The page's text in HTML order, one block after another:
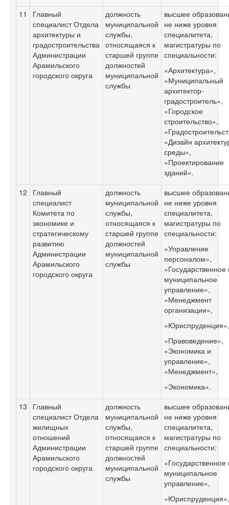
11
Главный
специалист Отдела
архитектуры и
градостроительства
Администрации
Арамильского
городского округа
должность
муниципальной
службы,
относящаяся к
старшей группе
должностей
муниципальной
службы
высшее
не ниже уровня
специалитета,
магистратуры по
специальности:
«Архитектура»,
«Муниципальный
архитектор-
градостроитель»,
«Городское
строительство»,
«Дизайн
среды»,
«Проектирование
зданий».
12
Главный
специалист
Комитета по
экономике и
стратегическому
развитию
Администрации
Арамильского
городского округа
должность
муниципальной
службы,
относящаяся к
старшей группе
должностей
муниципальной
службы
высшее
не ниже уровня
специалитета,
магистратуры по
специальности:
«Управление
персоналом»,
«Государственное
муниципальное
управление»,
«Менеджмент
организации»,
«Юриспруденция»,
«Правоведение»,
«Экономика и
управление»,
«Менеджмент»,
«Экономика».
13
Главный
специалист Отдела
жилищных
отношений
Администрации
Арамильского
городского округа
должность
муниципальной
службы,
относящаяся к
старшей группе
должностей
муниципальной
службы
высшее
не ниже уровня
специалитета,
магистратуры по
специальности:
«Государственное
муниципальное
управление»,
«Юриспруденция»,